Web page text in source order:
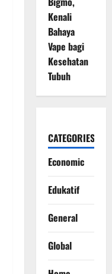
Kenali
Bahaya
Vape bagi
Kesehatan
Tubuh
CATEGORIES
Economic
Edukatif
General
Global